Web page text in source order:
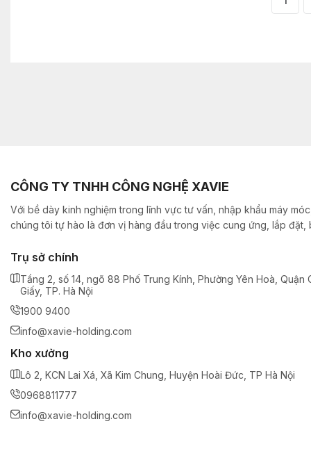
CÔNG TY TNHH CÔNG NGHỆ XAVIE
Với bề dày kinh nghiệm trong lĩnh vực tư vấn, nhập khẩu máy
chúng tôi tự hào là đơn vị hàng đầu trong việc cung ứng, lắp đặt,
Trụ sở chính
Tầng 2, số 14, ngõ 88 Phố Trung Kính, Phường Yên Hoà, Quận
Giấy, TP. Hà Nội
1900 9400
info@xavie-holding.com
Kho xưởng
Lô 2, KCN Lai Xá, Xã Kim Chung, Huyện Hoài Đức, TP Hà Nội
0968811777
info@xavie-holding.com